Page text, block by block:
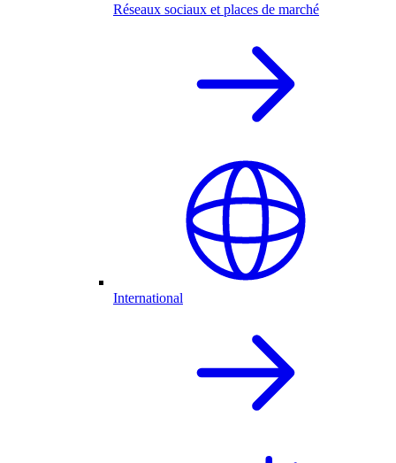
Réseaux sociaux et places de marché
International